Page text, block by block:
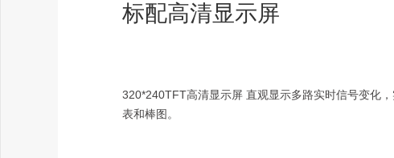
标配高清显示屏
320*240TFT高清显示屏 直观显示多路实时信号变化，
表和棒图。